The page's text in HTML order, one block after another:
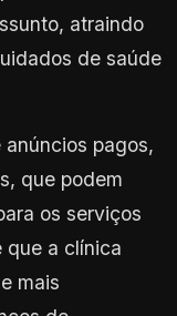
atraindo
de saúde
pagos,
que podem
os serviços
que a clínica
mais